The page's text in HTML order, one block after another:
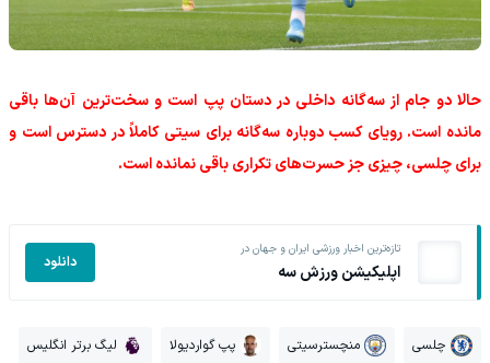
حالا دو جام از سه‌گانه داخلی در دستان پپ است و سخت‌ترین آن‌ها باقی
مانده است. رویای کسب دوباره سه‌گانه برای سیتی کاملاً در دسترس است و
برای چلسی، چیزی جز حسرت‌های تکراری باقی نمانده است.
تازه‌ترین اخبار ورزشی ایران و جهان در
اپلیکیشن ورزش سه دانلود
چلسی منچسترسیتی پپ گواردیولا لیگ برتر انگلیس